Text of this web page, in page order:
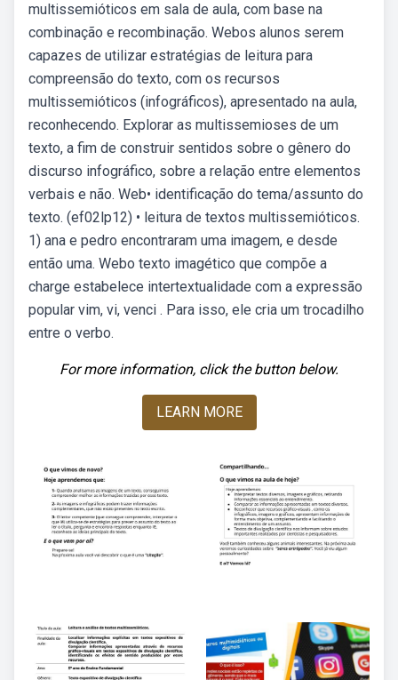
multissemióticos em sala de aula, com base na
combinação e recombinação. Webos alunos serem
capazes de utilizar estratégias de leitura para
compreensão do texto, com os recursos
multissemióticos (infográficos), apresentado na aula,
reconhecendo. Explorar as multissemioses de um
texto, a fim de construir sentidos sobre o gênero do
discurso infográfico, sobre a relação entre elementos
verbais e não. Web• identificação do tema/assunto do
texto. (ef02lp12) • leitura de textos multissemióticos.
1) ana e pedro encontraram uma imagem, e desde
então uma. Webo texto imagético que compõe a
charge estabelece intertextualidade com a expressão
popular vim, vi, venci . Para isso, ele cria um trocadilho
entre o verbo.
For more information, click the button below.
LEARN MORE